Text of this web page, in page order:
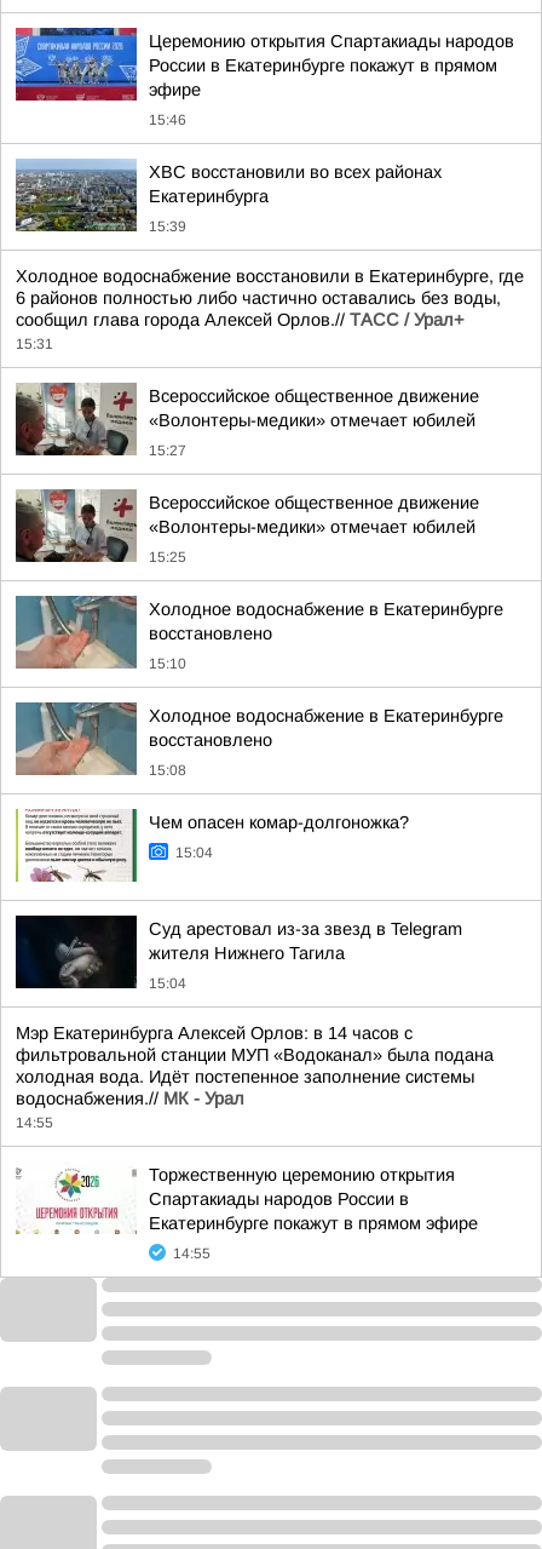
Церемонию открытия Спартакиады народов
России в Екатеринбурге покажут в прямом
эфире
15:46
ХВС восстановили во всех районах
Екатеринбурга
15:39
Холодное водоснабжение восстановили в Екатеринбурге, где
6 районов полностью либо частично оставались без воды,
сообщил глава города Алексей Орлов.// ТАСС / Урал+
15:31
Всероссийское общественное движение
«Волонтеры-медики» отмечает юбилей
15:27
Всероссийское общественное движение
«Волонтеры-медики» отмечает юбилей
15:25
Холодное водоснабжение в Екатеринбурге
восстановлено
15:10
Холодное водоснабжение в Екатеринбурге
восстановлено
15:08
Чем опасен комар-долгоножка?
15:04
Суд арестовал из-за звезд в Telegram
жителя Нижнего Тагила
15:04
Мэр Екатеринбурга Алексей Орлов: в 14 часов с
фильтровальной станции МУП «Водоканал» была подана
холодная вода. Идёт постепенное заполнение системы
водоснабжения.// МК - Урал
14:55
Торжественную церемонию открытия
Спартакиады народов России в
Екатеринбурге покажут в прямом эфире
14:55